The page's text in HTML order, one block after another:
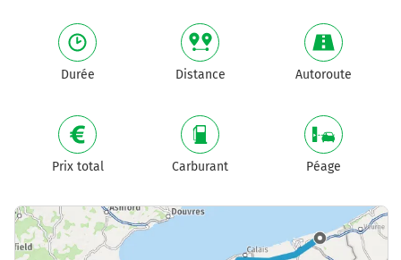
Durée Distance Autoroute
Prix total Carburant Péage